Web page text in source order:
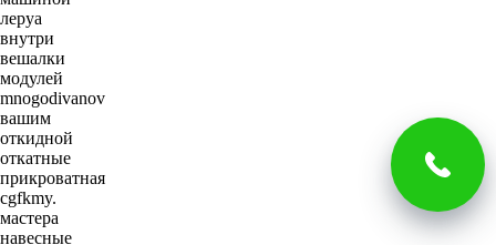
леруа
внутри
вешалки
модулей
mnogodivanov
вашим
откидной
откатные
прикроватная
cgfkmy.
мастера
навесные